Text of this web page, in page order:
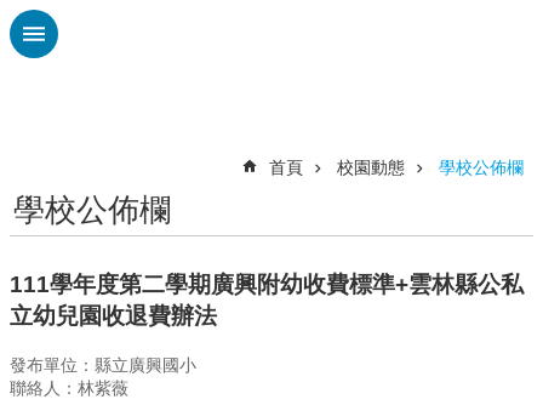
跳到主要內容區塊
認
興
刊
專
首頁 校園動態 學校公佈欄
學校公佈欄
111學年度第二學期廣興附幼收費標準+雲林縣公私
立幼兒園收退費辦法
發布單位：縣立廣興國小
聯絡人：林紫薇